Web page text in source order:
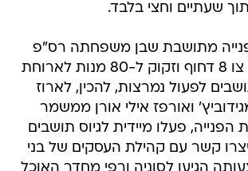
תוך שעתיים וחצי בלבד.
מתושבת שבן משפחתה רס"פ
במילואים, קיבל צו 8 דחוף וזקוק ל-80 מנות לארוחת
לפעול נמרצות, להכין, לארוז
ואורפז אילי אורן ממשמר
הפנייה, פעלו מיידית לגיוס תושבים
קשר עם קהילת העסקים של בני